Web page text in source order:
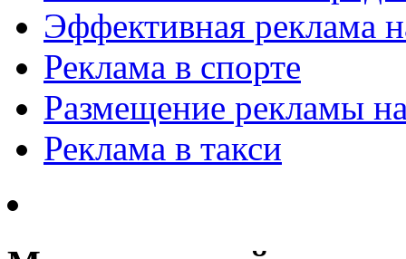
Эффективная реклама
Реклама в спорте
Размещение рекламы
Реклама в такси